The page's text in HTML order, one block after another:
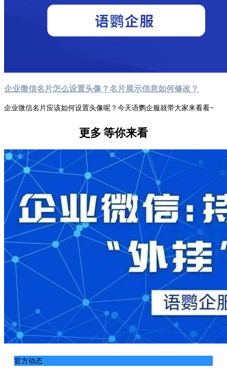
企业微信名片怎么设置头像？名片展示信息如何修改？
企业微信名片应该如何设置头像呢？今天语鹦企服就带大家来看看~
更多等你来看
官方动态